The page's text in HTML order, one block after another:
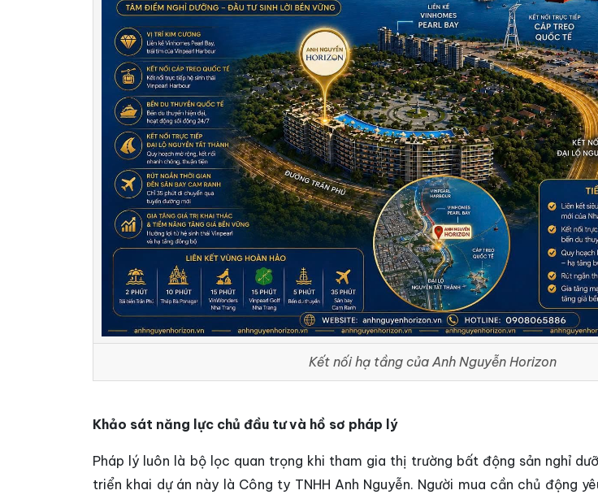
Kết nối hạ tầng của Anh Nguyễn Horizon
Khảo sát năng lực chủ đầu tư và hồ sơ pháp lý
Pháp lý luôn là bộ lọc quan trọng khi tham gia thị trường bất động sản nghỉ
triển khai dự án này là Công ty TNHH Anh Nguyễn. Người mua cần chủ động